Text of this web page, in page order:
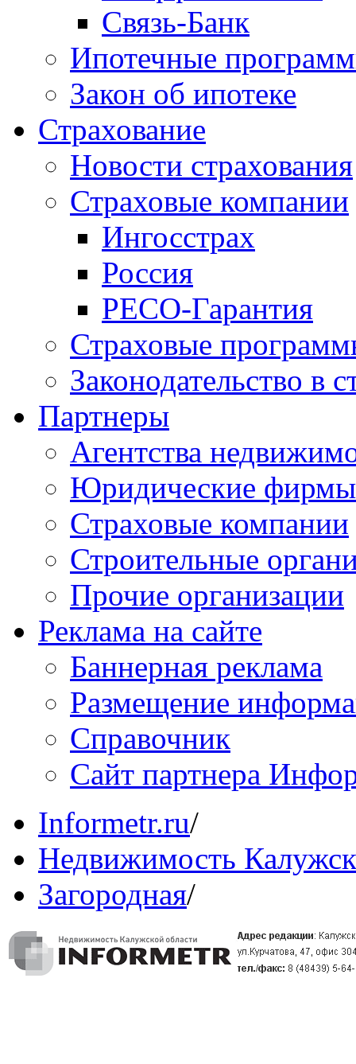
Связь-Банк
Ипотечные
Закон об ипотеке
Страхование
Новости страхования
Страховые компании
Ингосстрах
Россия
РЕСО-Гарантия
Страховые
Законодательство в
Партнеры
Агентства
Юридические фирмы
Страховые компании
Строительные
Прочие организации
Реклама на сайте
Баннерная реклама
Размещение
Справочник
Сайт партнера
Informetr.ru/
Недвижимость
Загородная/